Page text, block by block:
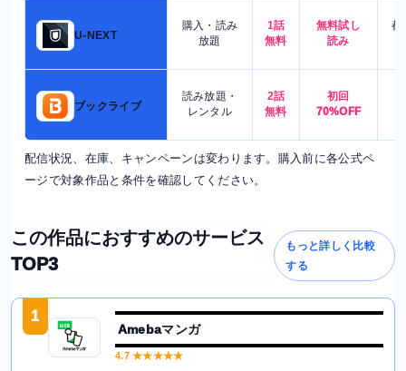
U-NEXT
購入・読み
放題
1話
無料
無料試し
読み
都
ブックライブ
読み放題・
レンタル
2話
無料
初回
70%OFF
配信状況、在庫、キャンペーンは変わります。購入前に各公式ペ
ージで対象作品と条件を確認してください。
この作品におすすめのサービス
TOP3
もっと詳しく比較
する
1
Amebaマンガ
4.7★★★★★